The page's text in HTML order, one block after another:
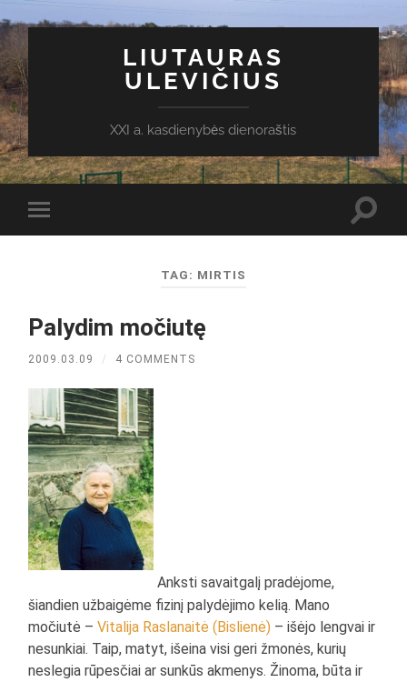
LIUTAURAS
ULEVIČIUS
XXI a. kasdienybės dienoraštis
Toggle
mobile
TAG: MIRTIS
Palydim močiutę
2009.03.09 / 4 COMMENTS
Anksti savaitgalį pradėjome,
šiandien užbaigėme fizinį palydėjimo kelią. Mano
močiutė –Vitalija Raslanaitė (Bislienė) – išėjo lengvai ir
nesunkiai. Taip, matyt, išeina visi geri žmonės, kurių
neslegia rūpesčiai ar sunkūs akmenys. Žinoma, būta ir